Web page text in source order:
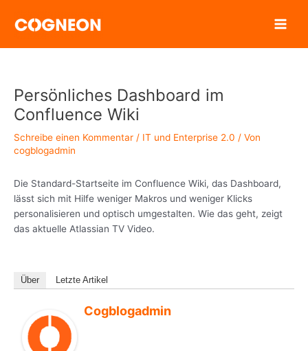
Inhalt
Persönliches Dashboard im
Confluence Wiki
Schreibe einen Kommentar / IT und Enterprise 2.0 / Von
cogblogadmin
Die Standard-Startseite im Confluence Wiki, das Dashboard,
lässt sich mit Hilfe weniger Makros und weniger Klicks
personalisieren und optisch umgestalten. Wie das geht, zeigt
das aktuelle Atlassian TV Video.
Über Letzte Artikel
Cogblogadmin